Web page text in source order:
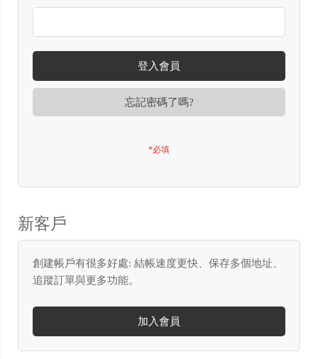
登入會員
忘記密碼了嗎?
新客戶
創建帳戶有很多好處: 結帳速度更快、保存多個地址、
追蹤訂單與更多功能。
加入會員